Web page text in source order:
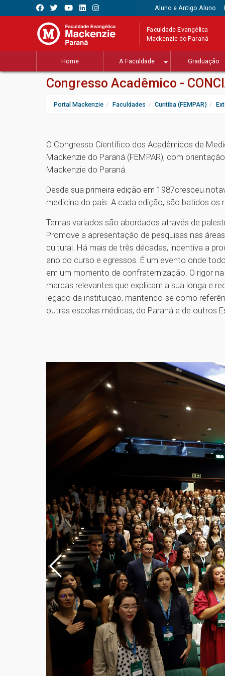
Aluno e Antigo Aluno
Faculdade Evangélica
Mackenzie do Paraná
Home A Faculdade Graduação
Congresso Acadêmico -
Portal Mackenzie Faculdades Curitiba (FEMPAR)
O Congresso Científico dos Acadêmicos de
Mackenzie do Paraná (FEMPAR), com
Mackenzie do Paraná.
Desde sua primeira edição em 1987cresceu
medicina do país. A cada edição, são batidos
Temas variados são abordados através de
Promove a apresentação de pesquisas nas
cultural. Há mais de três décadas, incentiva a
ano do curso e egressos. É um evento onde
em um momento de confraternização. O rigor
marcas relevantes que explicam a sua longa e
legado da instituição, mantendo-se como
outras escolas médicas, do Paraná e de outros